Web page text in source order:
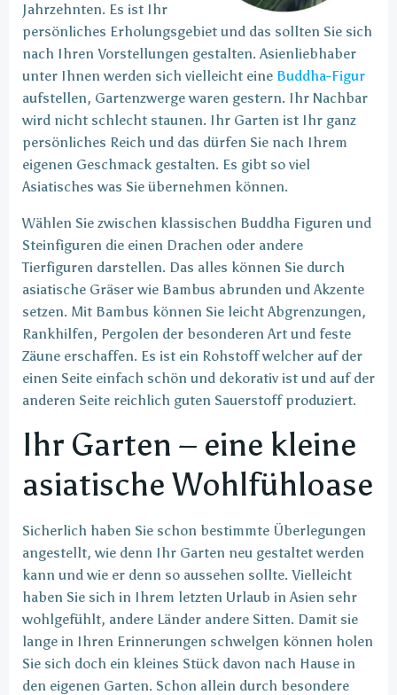
Jahrzehnten. Es ist Ihr
persönliches Erholungsgebiet und das sollten Sie sich
nach Ihren Vorstellungen gestalten. Asienliebhaber
unter Ihnen werden sich vielleicht eine Buddha-Figur
aufstellen, Gartenzwerge waren gestern. Ihr Nachbar
wird nicht schlecht staunen. Ihr Garten ist Ihr ganz
persönliches Reich und das dürfen Sie nach Ihrem
eigenen Geschmack gestalten. Es gibt so viel
Asiatisches was Sie übernehmen können.
Wählen Sie zwischen klassischen Buddha Figuren und
Steinfiguren die einen Drachen oder andere
Tierfiguren darstellen. Das alles können Sie durch
asiatische Gräser wie Bambus abrunden und Akzente
setzen. Mit Bambus können Sie leicht Abgrenzungen,
Rankhilfen, Pergolen der besonderen Art und feste
Zäune erschaffen. Es ist ein Rohstoff welcher auf der
einen Seite einfach schön und dekorativ ist und auf der
anderen Seite reichlich guten Sauerstoff produziert.
Ihr Garten – eine kleine
asiatische Wohlfühloase
Sicherlich haben Sie schon bestimmte Überlegungen
angestellt, wie denn Ihr Garten neu gestaltet werden
kann und wie er denn so aussehen sollte. Vielleicht
haben Sie sich in Ihrem letzten Urlaub in Asien sehr
wohlgefühlt, andere Länder andere Sitten. Damit sie
lange in Ihren Erinnerungen schwelgen können holen
Sie sich doch ein kleines Stück davon nach Hause in
den eigenen Garten. Schon allein durch besondere